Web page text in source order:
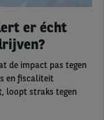
er écht
de impact pas tegen
en fiscaliteit
loopt straks tegen